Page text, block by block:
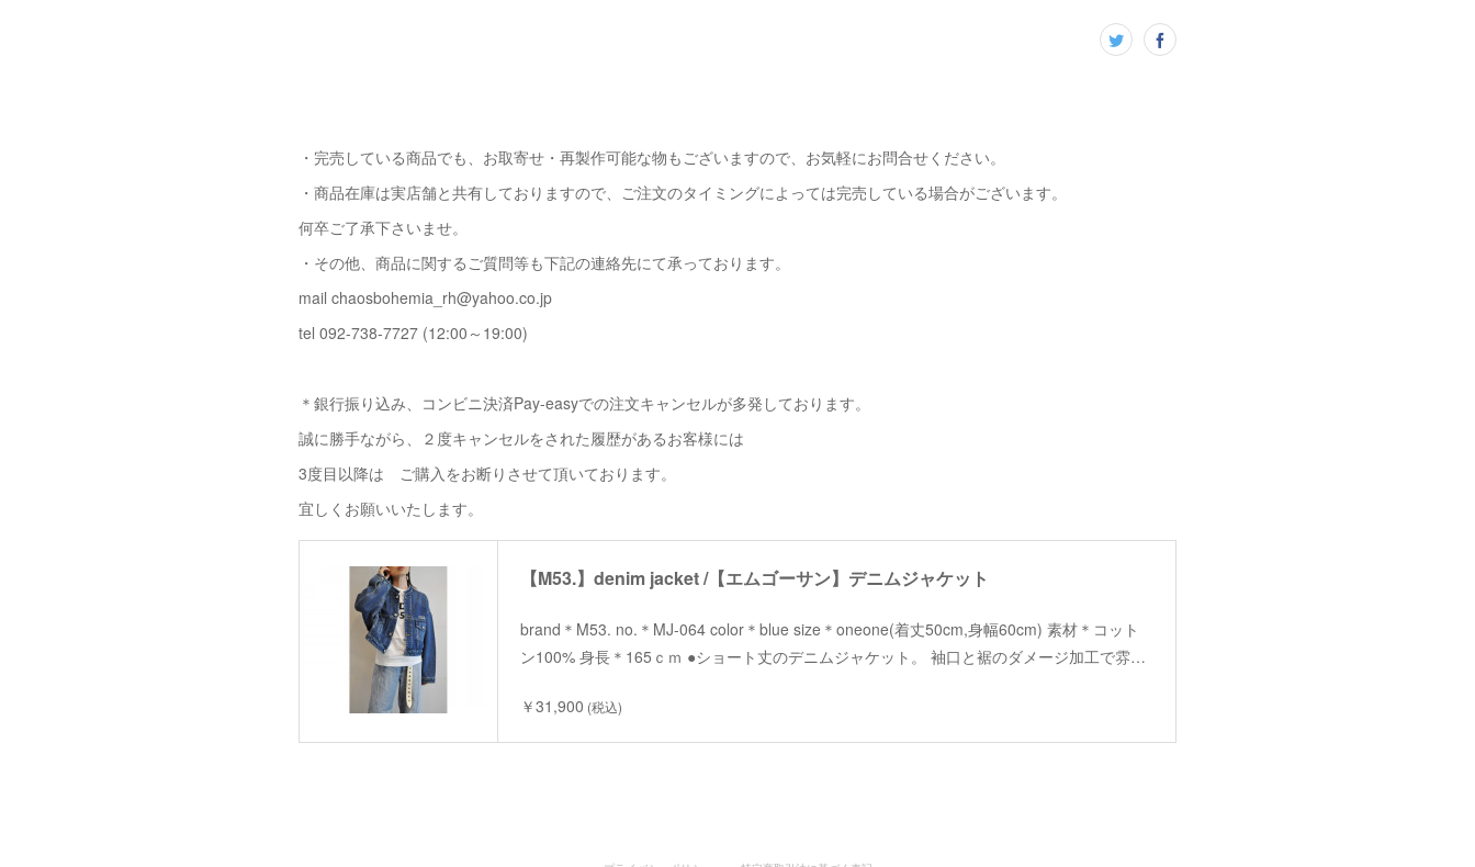
・完売している商品でも、お取寄せ・再製作可能な物もございますので、お気軽にお問合せください。
・商品在庫は実店舗と共有しておりますので、ご注文のタイミングによっては完売している場合がございます。
何卒ご了承下さいませ。
・その他、商品に関するご質問等も下記の連絡先にて承っております。
mail chaosbohemia_rh@yahoo.co.jp
tel 092-738-7727 (12:00～19:00)
＊銀行振り込み、コンビニ決済Pay-easyでの注文キャンセルが多発しております。
誠に勝手ながら、２度キャンセルをされた履歴があるお客様には
3度目以降は ご購入をお断りさせて頂いております。
宜しくお願いいたします。
【M53.】denim jacket /【エムゴーサン】デニムジャケット
brand＊M53. no.＊MJ-064 color＊blue size＊oneone(着丈50cm,身幅60cm) 素材＊コット
ン100% 身長＊165ｃｍ ●ショート丈のデニムジャケット。 袖口と裾のダメージ加工で雰…
￥31,900 (税込)